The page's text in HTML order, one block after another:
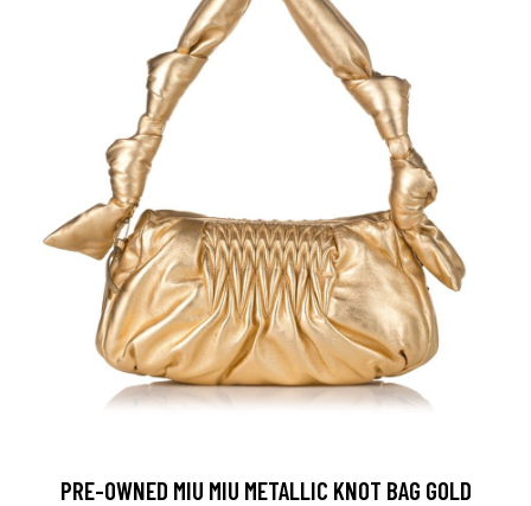
PRE-OWNED MIU MIU METALLIC KNOT BAG GOLD